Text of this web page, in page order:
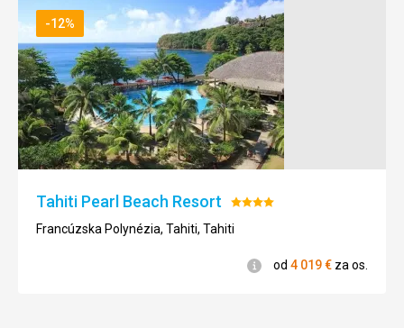
-12%
Tahiti Pearl Beach Resort Hodnotenie:
4/5
Francúzska Polynézia, Tahiti, Tahiti
Informácie
od 4 019€ za os.